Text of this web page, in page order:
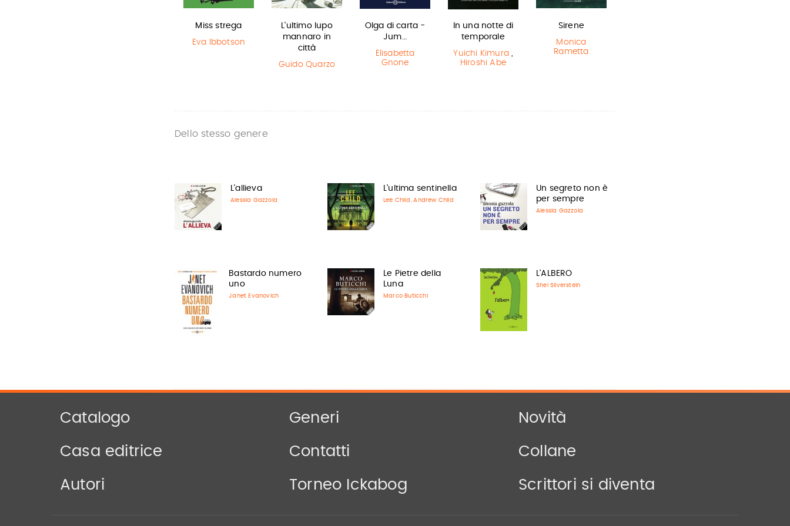
Miss strega
Eva Ibbotson
L'ultimo lupo
mannaro in
città
Guido Quarzo
Olga di carta -
Jum…
Elisabetta
Gnone
In una notte di
temporale
Yuichi Kimura ,
Hiroshi Abe
Sirene
Monica
Rametta
Dello stesso genere
L'allieva
Alessia Gazzola
L'ultima sentinella
Lee Child ,Andrew Child
Un segreto non è
per sempre
Alessia Gazzola
Bastardo numero
uno
Janet Evanovich
Le Pietre della
Luna
Marco Buticchi
L'ALBERO
Shel Silverstein
Catalogo Generi Novità
Casa editrice Contatti Collane
Autori Torneo Ickabog Scrittori si diventa